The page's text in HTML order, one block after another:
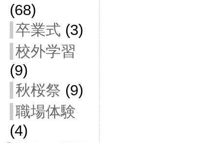
(68)
卒業式 (3)
校外学習
(9)
秋桜祭 (9)
職場体験
(4)